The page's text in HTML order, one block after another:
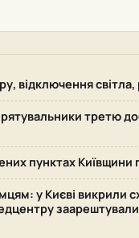
відключення
рятувальники третю
пунктах Київщини
у Києві викрили
заарештували